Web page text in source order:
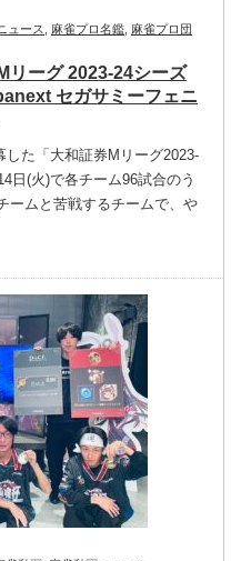
ュース 麻雀プロ名鑑 麻雀プロ団
リーグ 2023‐24シーズ
セガサミーフェニ
た「大和証券Mリーグ2023‐
日(火)で各チーム96試合のう
ームと苦戦するチームで、や